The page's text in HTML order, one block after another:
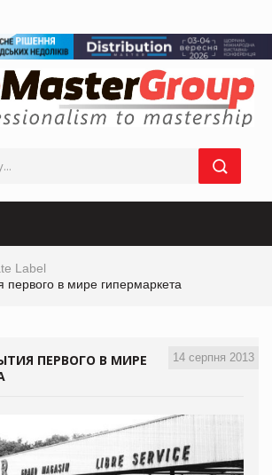
Label
первого в мире гипермаркета
14 серпня 2013
ПЕРВОГО В МИРЕ